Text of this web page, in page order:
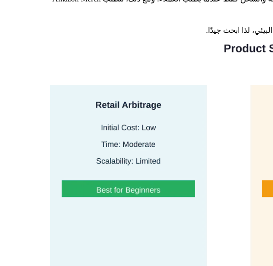
لذا ابحث جيدًا.